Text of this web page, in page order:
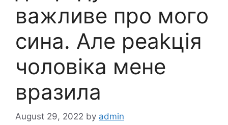
важливе про мого
сина. Але реаkція
чоловіка мене
вразила
August 29, 2022 by admin